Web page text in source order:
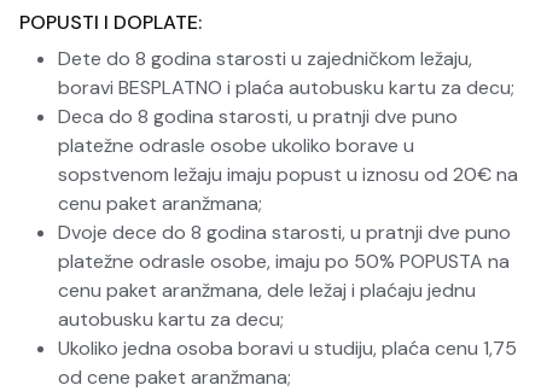
POPUSTI I DOPLATE:
Dete do 8 godina starosti u zajedničkom ležaju,
boravi BESPLATNO i plaća autobusku kartu za decu;
Deca do 8 godina starosti, u pratnji dve puno
platežne odrasle osobe ukoliko borave u
sopstvenom ležaju imaju popust u iznosu od 20€ na
cenu paket aranžmana;
Dvoje dece do 8 godina starosti, u pratnji dve puno
platežne odrasle osobe, imaju po 50% POPUSTA na
cenu paket aranžmana, dele ležaj i plaćaju jednu
autobusku kartu za decu;
Ukoliko jedna osoba boravi u studiju, plaća cenu 1,75
od cene paket aranžmana;